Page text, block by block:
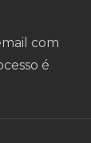
com
é